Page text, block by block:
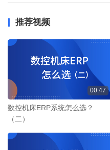
推荐视频
00:47
数控机床ERP系统怎么选？
（二）